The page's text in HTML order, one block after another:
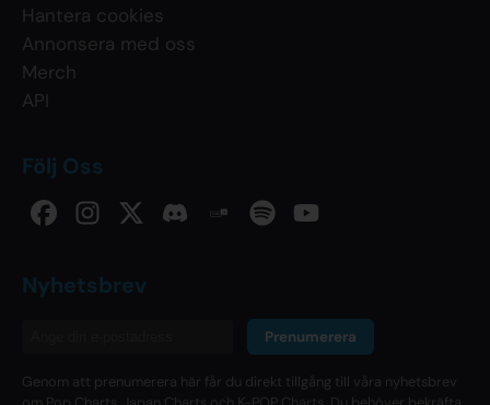
Hantera cookies
Annonsera med oss
Merch
API
Följ Oss
Nyhetsbrev
Prenumerera
Genom att prenumerera här får du direkt tillgång till våra nyhetsbrev